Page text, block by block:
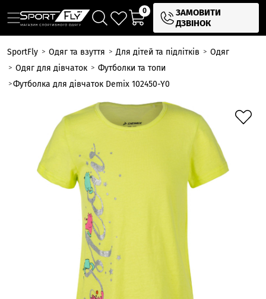
0
ЗАМОВИТИ
ДЗВІНОК
SportFly Одяг та взуття Для дітей та підлітків
Одяг
Одяг для дівчаток
Футболки та топи
Футболка для дівчаток Demix 102450-Y0